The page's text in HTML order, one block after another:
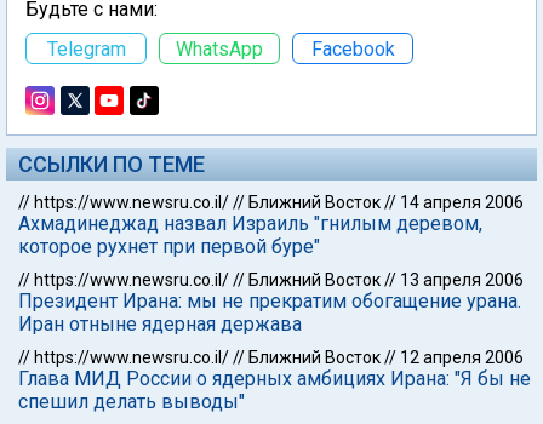
Будьте с нами:
Telegram
WhatsApp Facebook
ССЫЛКИ ПО ТЕМЕ
// https://www.newsru.co.il/// Ближний Восток// 14 апреля 2006
Ахмадинеджад назвал Израиль "гнилым деревом,
которое рухнет при первой буре"
// https://www.newsru.co.il/// Ближний Восток// 13 апреля 2006
Президент Ирана: мы не прекратим обогащение урана.
Иран отныне ядерная держава
// https://www.newsru.co.il/// Ближний Восток// 12 апреля 2006
Глава МИД России о ядерных амбициях Ирана: "Я бы не
спешил делать выводы"